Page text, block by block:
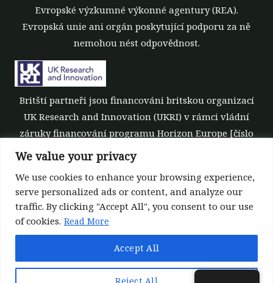
We value your privacy
We use cookies to enhance your browsing experience,
serve personalized ads or content, and analyze our
traffic. By clicking "Accept All", you consent to our use
of cookies. Read More
Reject All
Accept All
Evropské výzkumné výkonné agentury (REA).
Evropská unie ani orgán poskytující podporu za ně
nemohou nést odpovědnost.
Britští partneři jsou financováni britskou organizací
UK Research and Innovation (UKRI) v rámci vládní
záruky financování programu Horizon Europe [číslo
grantu 10039700].
©All rights reserved 2022-2026 | ReForest project
Designed and Developed byEuroproject Ltd.
Zásady zpracování dat
Zřeknutí se odpovědnosti za